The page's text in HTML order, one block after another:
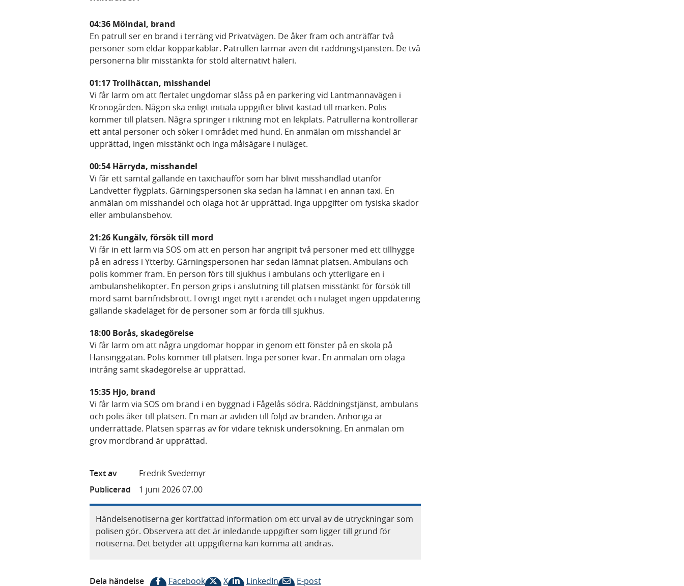
04:36 Mölndal, brand
En patrull ser en brand i terräng vid Privatvägen. De åker fram och anträffar två
personer som eldar kopparkablar. Patrullen larmar även dit räddningstjänsten. De två
personerna blir misstänkta för stöld alternativt häleri.
01:17 Trollhättan, misshandel
Vi får larm om att flertalet ungdomar slåss på en parkering vid Lantmannavägen i
Kronogården. Någon ska enligt initiala uppgifter blivit kastad till marken. Polis
kommer till platsen. Några springer i riktning mot en lekplats. Patrullerna kontrollerar
ett antal personer och söker i området med hund. En anmälan om misshandel är
upprättad, ingen misstänkt och inga målsägare i nuläget.
00:54 Härryda, misshandel
Vi får ett samtal gällande en taxichaufför som har blivit misshandlad utanför
Landvetter flygplats. Gärningspersonen ska sedan ha lämnat i en annan taxi. En
anmälan om misshandel och olaga hot är upprättad. Inga uppgifter om fysiska skador
eller ambulansbehov.
21:26 Kungälv, försök till mord
Vi får in ett larm via SOS om att en person har angripit två personer med ett tillhygge
på en adress i Ytterby. Gärningspersonen har sedan lämnat platsen. Ambulans och
polis kommer fram. En person förs till sjukhus i ambulans och ytterligare en i
ambulanshelikopter. En person grips i anslutning till platsen misstänkt för försök till
mord samt barnfridsbrott. I övrigt inget nytt i ärendet och i nuläget ingen uppdatering
gällande skadeläget för de personer som är förda till sjukhus.
18:00 Borås, skadegörelse
Vi får larm om att några ungdomar hoppar in genom ett fönster på en skola på
Hansinggatan. Polis kommer till platsen. Inga personer kvar. En anmälan om olaga
intrång samt skadegörelse är upprättad.
15:35 Hjo, brand
Vi får larm via SOS om brand i en byggnad i Fågelås södra. Räddningstjänst, ambulans
och polis åker till platsen. En man är avliden till följd av branden. Anhöriga är
underrättade. Platsen spärras av för vidare teknisk undersökning. En anmälan om
grov mordbrand är upprättad.
Text av
Fredrik Svedemyr
Publicerad
1 juni 2026 07.00
Händelsenotiserna ger kortfattad information om ett urval av de utryckningar som
polisen gör. Observera att det är inledande uppgifter som ligger till grund för
notiserna. Det betyder att uppgifterna kan komma att ändras.
Dela händelse Facebook X LinkedIn E-post